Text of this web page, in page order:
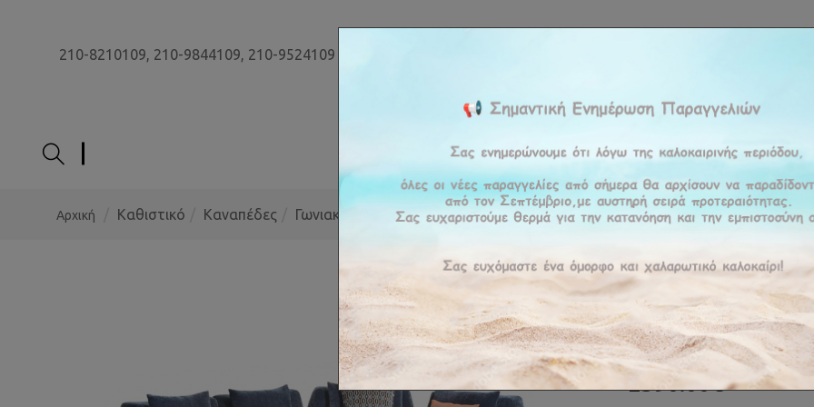
210-8210109, 210-9844109, 210-9524109
ΕΤΑΙΡΕΊΑ ΠΡΟΪΟΝΤΑ ΠΡΟΣΦΟΡΕΣΥΠΗΡΕΣΊΕΣBLOG
Αρχική Καθιστικό Καναπέδες Γωνιακοί Καναπέδες Γωνιακός Καναπές PRIME
Γωνιακός
ΚΩΔΙΚΌΣ : PRIME
Κατόπιν παραγγελίας
2390.00€